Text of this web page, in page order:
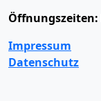
Öffnungszeiten:
Impressum
Datenschutz